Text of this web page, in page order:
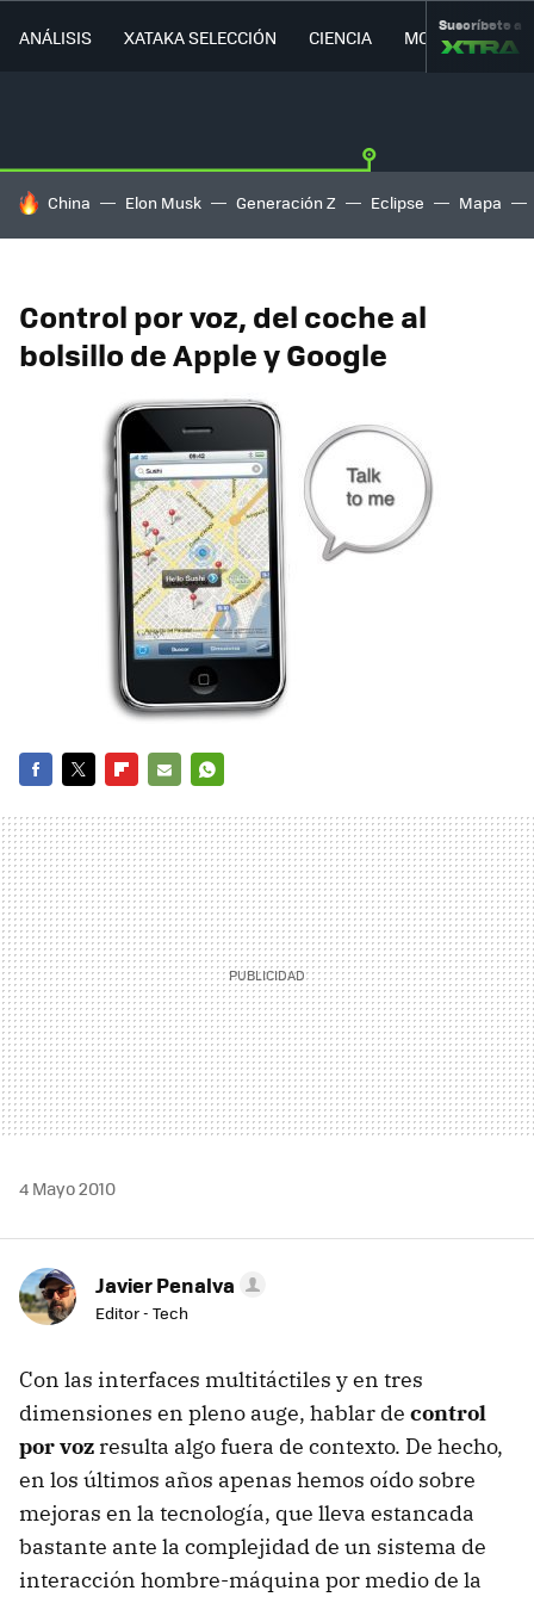
ANÁLISIS XATAKA SELECCIÓN CIENCIA MOVILIDAD
Suscríbete a
HOY SE HABLA DE
China Elon Musk Generación Z Eclipse Mapa
Control por voz, del coche al
bolsillo de Apple y Google
MAIL
4 Mayo 2010
Javier Penalva
Editor - Tech
Con las interfaces multitáctiles y en tres
dimensiones en pleno auge, hablar de control
por voz resulta algo fuera de contexto. De hecho,
en los últimos años apenas hemos oído sobre
mejoras en la tecnología, que lleva estancada
bastante ante la complejidad de un sistema de
interacción hombre-máquina por medio de la